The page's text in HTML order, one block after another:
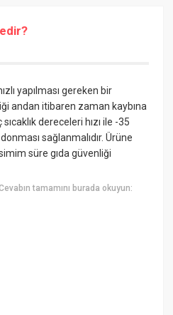
yapılması gereken bir
andan itibaren zaman kaybına
dereceleri hızı ile -35
sağlanmalıdır. Ürüne
süre gıda güvenliği
tamamını burada okuyun: